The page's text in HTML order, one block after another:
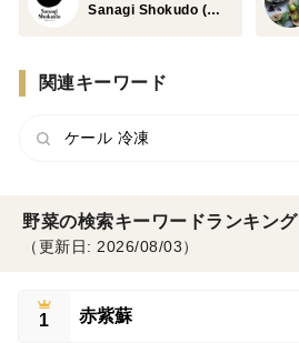
Sanagi Shokudo (小川 聡美)
関連キーワード
ケール 冷凍
野菜の検索キーワードランキング
（更新日: 2026/08/03）
1 赤紫蘇